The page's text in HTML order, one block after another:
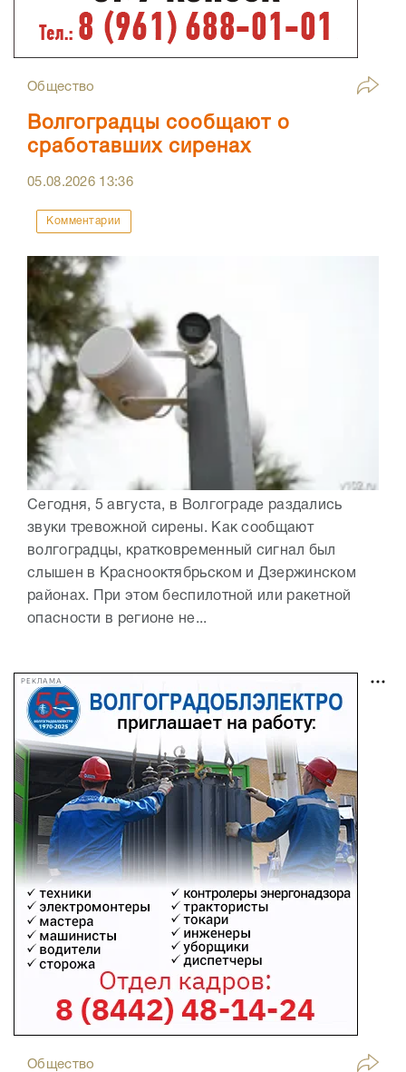
Общество
Волгоградцы сообщают о
сработавших сиренах
05.08.2026 13:36
Комментарии
Сегодня, 5 августа, в Волгограде раздались
звуки тревожной сирены. Как сообщают
волгоградцы, кратковременный сигнал был
слышен в Краснооктябрьском и Дзержинском
районах. При этом беспилотной или ракетной
опасности в регионе не...
РЕКЛАМА
Общество